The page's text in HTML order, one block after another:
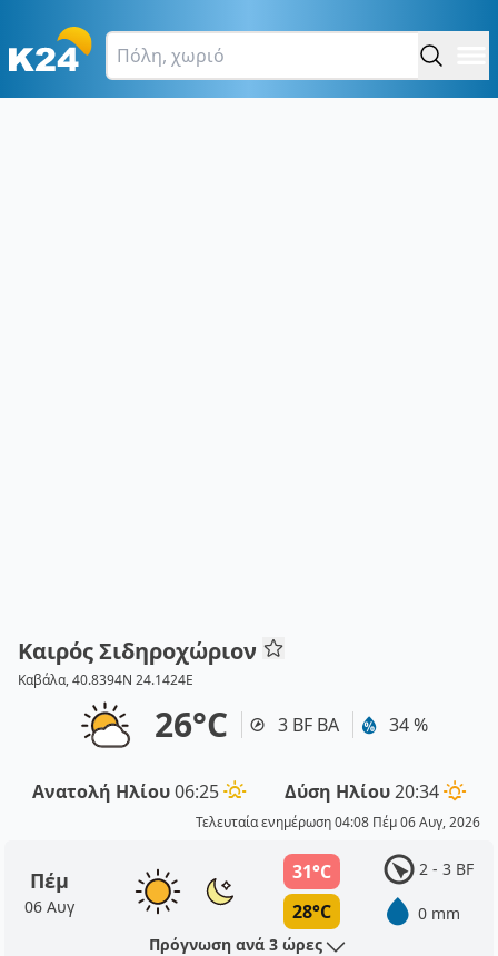
Καιρός Σιδηροχώριον
Καβάλα, 40.8394N 24.1424E
26°C 3 BF ΒΑ 34 %
Ανατολή Ηλίου06:25 Δύση Ηλίου20:34
Τελευταία ενημέρωση 04:08 Πέμ 06 Αυγ, 2026
Πέμ
06 Αυγ
31°C
28°C
2 - 3 BF
0 mm
Πρόγνωση ανά 3 ώρες